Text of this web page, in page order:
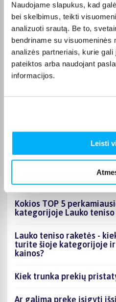
Naudojame slapukus, kad
bei skelbimus, teikti
analizuoti srautą. Be to,
bendriname su visuomeninės
analizės partneriais, kurie
pateiktos arba naudojant
informacijos.
Leisti
BIGBOX.LT suteikia galimybę
nemokamu 24 mėnesių lizingu,
patogiai planuojant išlaidas.
Lietuvoje: pristatymas į
perkant nuo 499 € į paštomatą
Kurjerio pristatymo kaina
sandėlyje, ją įprastai pristatome
galite rinktis jums patogiausią
Kokios TOP 5
kategorijoje Lauko
Lauko teniso raketės -
turite šioje kategorijoje
kainos?
Kiek trunka prekių
Ar galima prekę įsigyti